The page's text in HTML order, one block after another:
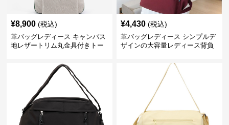
¥8,900 (税込)
革バッグレディース キャンバス
地レザートリム丸金具付きトー
¥4,430 (税込)
革バッグレディース シンプルデ
ザインの大容量レディース背負